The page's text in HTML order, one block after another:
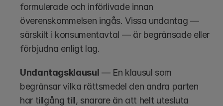
formulerade och införlivade innan
överenskommelsen ingås. Vissa undantag —
särskilt i konsumentavtal — är begränsade eller
förbjudna enligt lag.
Undantagsklausul — En klausul som
begränsar vilka rättsmedel den andra parten
har tillgång till, snarare än att helt utesluta